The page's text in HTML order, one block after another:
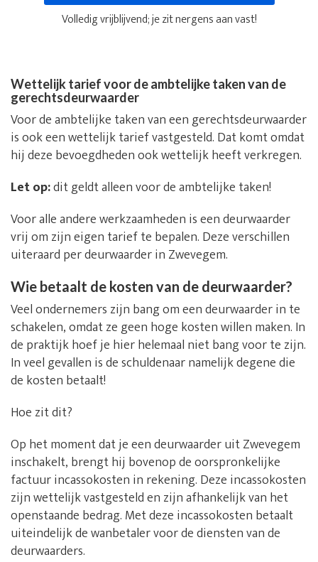
Volledig vrijblijvend; je zit nergens aan vast!
Wettelijk tarief voor de ambtelijke taken van de
gerechtsdeurwaarder
Voor de ambtelijke taken van een gerechtsdeurwaarder
is ook een wettelijk tarief vastgesteld. Dat komt omdat
hij deze bevoegdheden ook wettelijk heeft verkregen.
Let op:dit geldt alleen voor de ambtelijke taken!
Voor alle andere werkzaamheden is een deurwaarder
vrij om zijn eigen tarief te bepalen. Deze verschillen
uiteraard per deurwaarder in Zwevegem.
Wie betaalt de kosten van de deurwaarder?
Veel ondernemers zijn bang om een deurwaarder in te
schakelen, omdat ze geen hoge kosten willen maken. In
de praktijk hoef je hier helemaal niet bang voor te zijn.
In veel gevallen is de schuldenaar namelijk degene die
de kosten betaalt!
Hoe zit dit?
Op het moment dat je een deurwaarder uit Zwevegem
inschakelt, brengt hij bovenop de oorspronkelijke
factuur incassokosten in rekening. Deze incassokosten
zijn wettelijk vastgesteld en zijn afhankelijk van het
openstaande bedrag. Met deze incassokosten betaalt
uiteindelijk de wanbetaler voor de diensten van de
deurwaarders.